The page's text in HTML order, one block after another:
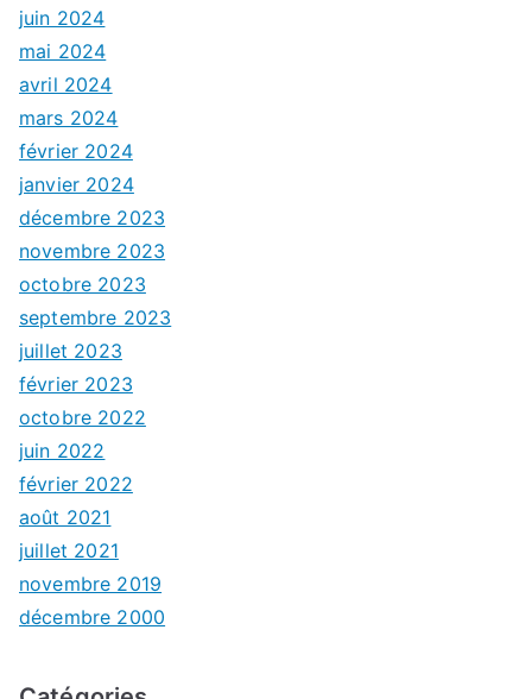
juin 2024
mai 2024
avril 2024
mars 2024
février 2024
janvier 2024
décembre 2023
novembre 2023
octobre 2023
septembre 2023
juillet 2023
février 2023
octobre 2022
juin 2022
février 2022
août 2021
juillet 2021
novembre 2019
décembre 2000